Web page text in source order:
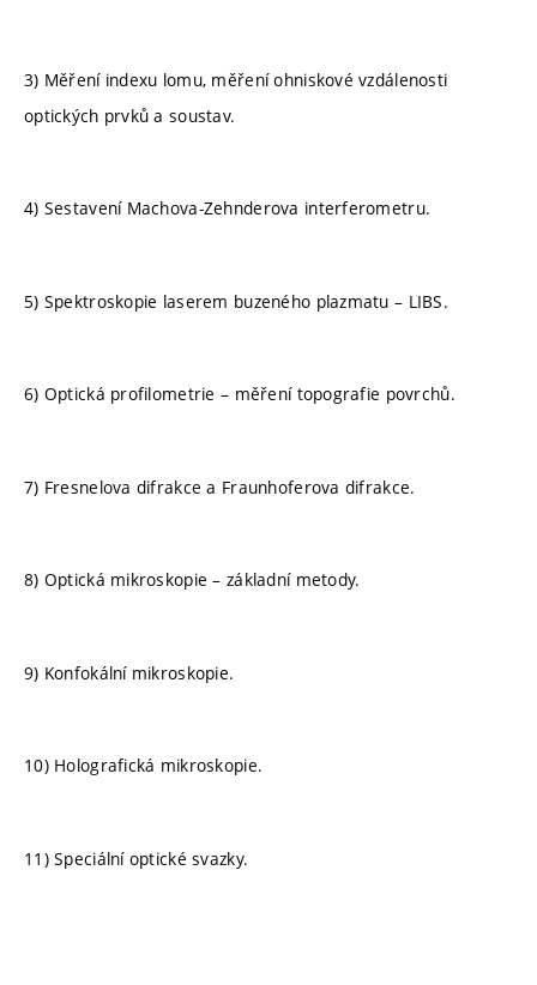
3) Měření indexu lomu, měření ohniskové vzdálenosti
optických prvků a soustav.
4) Sestavení Machova-Zehnderova interferometru.
5) Spektroskopie laserem buzeného plazmatu – LIBS.
6) Optická profilometrie – měření topografie povrchů.
7) Fresnelova difrakce a Fraunhoferova difrakce.
8) Optická mikroskopie – základní metody.
9) Konfokální mikroskopie.
10) Holografická mikroskopie.
11) Speciální optické svazky.